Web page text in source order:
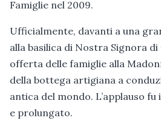
Famiglie nel 2009.
Ufficialmente, davanti a una
alla basilica di Nostra Signora di
offerta delle famiglie alla
della bottega artigiana a
antica del mondo. L’applauso
e prolungato.